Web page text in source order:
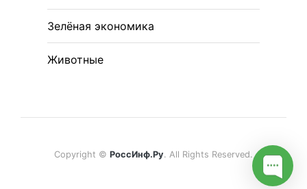
Зелёная экономика
Животные
Copyright © РоссИнф.Ру. All Rights Reserved.